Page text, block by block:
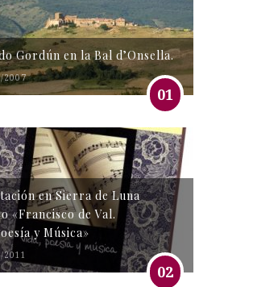
Gordún en la Bal d’Onsella.
2007
01
en Sierra de Luna
«Francisco de Val.
y Música»
2011
02